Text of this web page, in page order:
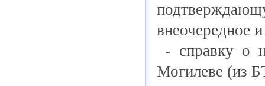
внеочередное
- справку о
Могилеве (из